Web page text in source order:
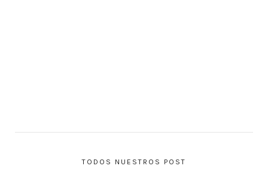
TODOS NUESTROS POST